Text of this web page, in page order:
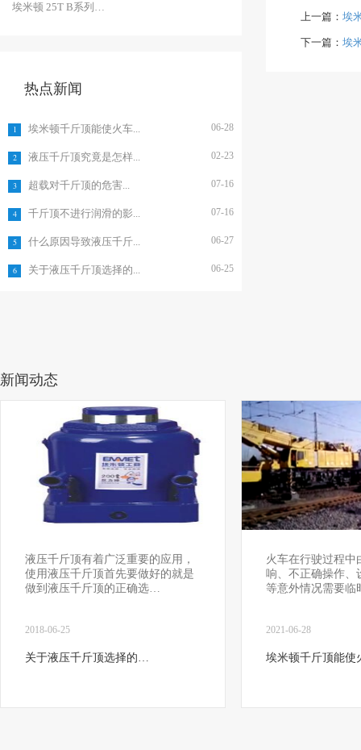
埃米顿 25T B系列焊接...
热点新闻
06-28
1 埃米顿千斤顶能使火车...
02-23
2 液压千斤顶究竟是怎样...
07-16
3 超载对千斤顶的危害...
07-16
4 千斤顶不进行润滑的影...
06-27
5 什么原因导致液压千斤...
06-25
6 关于液压千斤顶选择的...
上一篇： 埃
下一篇： 埃
新闻动态
液压千斤顶有着广泛重要的应用，
使用液压千斤顶首先要做好的就是
做到液压千斤顶的正确选…
2018-06-25
关于液压千斤顶选择的…
火车在行驶过程中
响、不正确操作、
等意外情况需要
2021-06-28
埃米顿千斤顶能